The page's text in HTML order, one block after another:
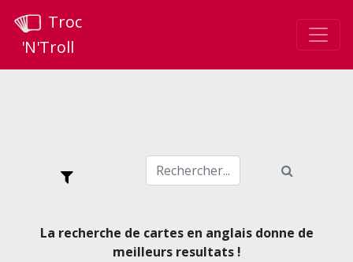
Troc
'N'Troll
La recherche de cartes en anglais donne de
meilleurs resultats !